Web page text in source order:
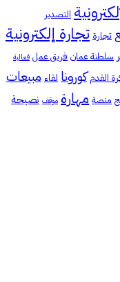
التصدير
تجارة تجارة إلكترونية
سلطنة عمان فريق عمل فعالية
القدم كورونا لقاء مبيعات
منصة مهارة موقف نصيحة